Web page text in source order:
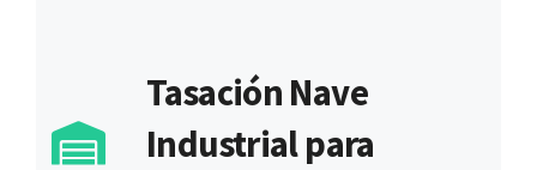
Tasación Nave
Industrial para